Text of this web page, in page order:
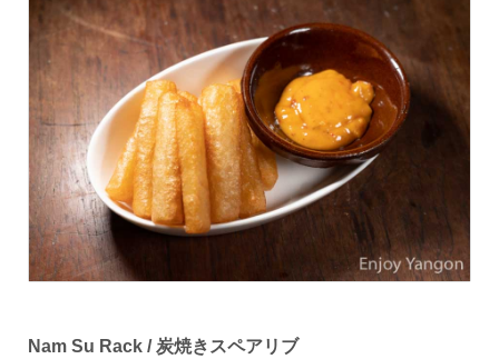
Nam Su Rack / 炭焼きスペアリブ